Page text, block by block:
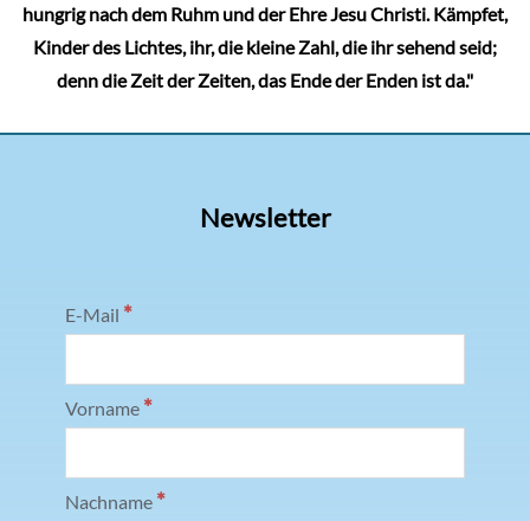
hungrig nach dem Ruhm und der Ehre Jesu Christi. Kämpfet,
Kinder des Lichtes, ihr, die kleine Zahl, die ihr sehend seid;
denn die Zeit der Zeiten, das Ende der Enden ist da."
Newsletter
E-Mail *
Vorname *
Nachname *